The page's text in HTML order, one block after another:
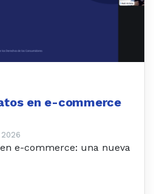
en e-commerce
e-commerce: una nueva